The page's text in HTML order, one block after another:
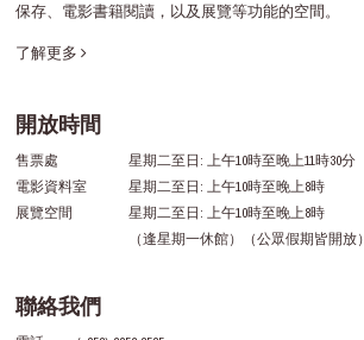
保存、電影書籍閱讀，以及展覽等功能的空間。
了解更多
開放時間
售票處
星期二至日: 上午10時至晚上11時30分
電影資料室
星期二至日: 上午10時至晚上8時
展覽空間
星期二至日: 上午10時至晚上8時
（逢星期一休館）（公眾假期皆開放）
聯絡我們